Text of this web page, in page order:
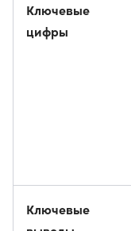
Ключевые
цифры
Ключевые